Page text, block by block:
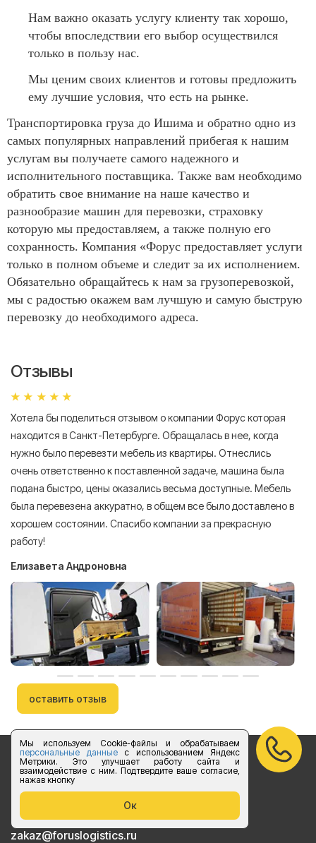
Мы используем Cookie-файлы и обрабатываем
персональные данныес использованием Яндекс
Метрики. Это улучшает работу сайта и
взаимодействие с ним. Подтвердите ваше согласие,
нажав кнопку
Ок
Нам важно оказать услугу клиенту так хорошо,
чтобы впоследствии его выбор осуществился
только в пользу нас.
Мы ценим своих клиентов и готовы предложить
ему лучшие условия, что есть на рынке.
Транспортировка груза до Ишима и обратно одно из
самых популярных направлений прибегая к нашим
услугам вы получаете самого надежного и
исполнительного поставщика. Также вам необходимо
обратить свое внимание на наше качество и
разнообразие машин для перевозки, страховку
которую мы предоставляем, а также полную его
сохранность. Компания «Форус предоставляет услуги
только в полном объеме и следит за их исполнением.
Обязательно обращайтесь к нам за грузоперевозкой,
мы с радостью окажем вам лучшую и самую быструю
перевозку до необходимого адреса.
Отзывы
Хотела бы поделиться отзывом о компании Форус которая
находится в Санкт-Петербурге. Обращалась в нее, когда
нужно было перевезти мебель из квартиры. Отнеслись
очень ответственно к поставленной задаче, машина была
подана быстро, цены оказались весьма доступные. Мебель
была перевезена аккуратно, в общем все было доставлено в
хорошем состоянии. Спасибо компании за прекрасную
работу!
Елизавета Андроновна
оставить отзыв
Бесплатный звонок по России
vk.com/foruslogistics
Присоединяйтесь
zakaz@foruslogistics.ru